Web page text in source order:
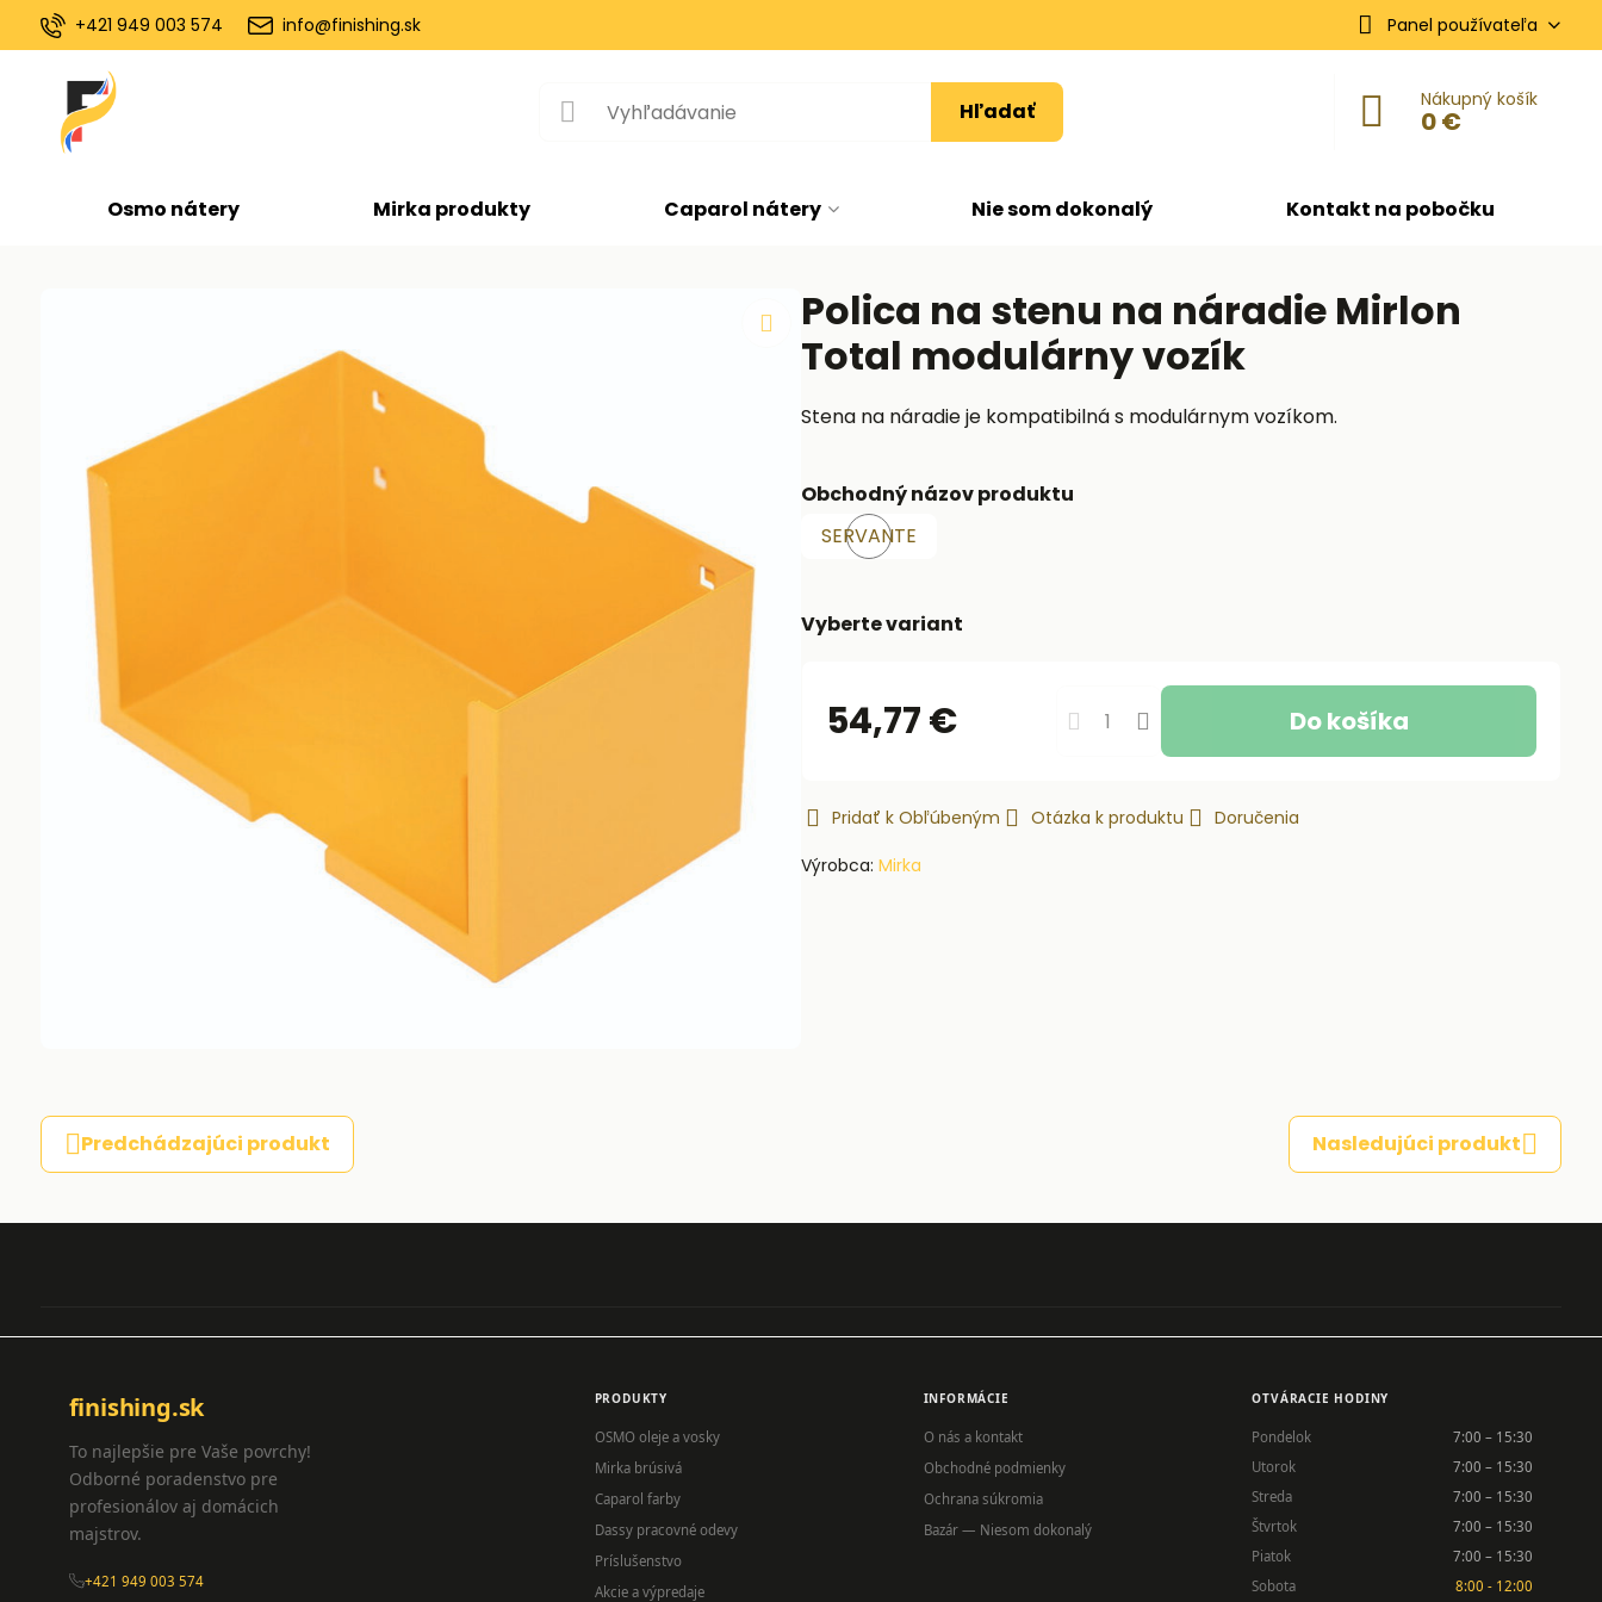
+421 949 003 574 info@finishing.sk Panel používateľa
Hľadať Nákupný košík
0 €
Osmo nátery Mirka produkty Caparol nátery Nie som dokonalý Kontakt na pobočku
Polica na stenu na náradie Mirlon
Total modulárny vozík
Stena na náradie je kompatibilná s modulárnym vozíkom.
Obchodný názov produktu
SERVANTE
Vyberte variant
54,77 € Do košíka
Pridať k Obľúbeným Otázka k produktu
Doručenia
Výrobca: Mirka
Predchádzajúci produkt Nasledujúci produkt
finishing.sk
To najlepšie pre Vaše povrchy!
Odborné poradenstvo pre
profesionálov aj domácich
majstrov.
+421 949 003 574
PRODUKTY
OSMO oleje a vosky
Mirka brúsivá
Caparol farby
Dassy pracovné odevy
Príslušenstvo
Akcie a výpredaje
INFORMÁCIE
O nás a kontakt
Obchodné podmienky
Ochrana súkromia
Bazár — Niesom dokonalý
OTVÁRACIE HODINY
Pondelok
7:00 – 15:30
Utorok
7:00 – 15:30
Streda
7:00 – 15:30
Štvrtok
7:00 – 15:30
Piatok
7:00 – 15:30
Sobota
8:00 - 12:00